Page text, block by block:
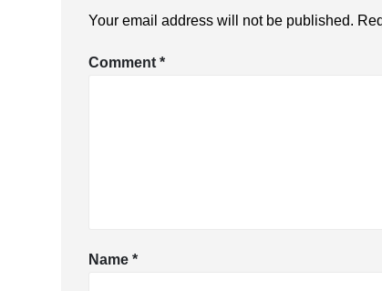
Your email address will not be published.
Comment *
Name *